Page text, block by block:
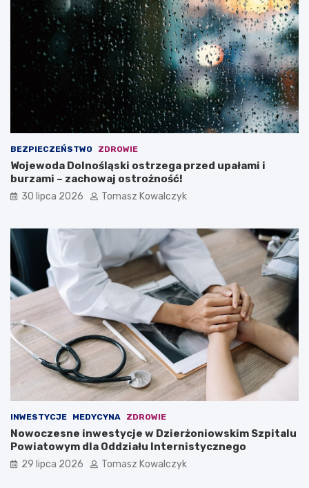
BEZPIECZEŃSTWO ZDROWIE
Wojewoda Dolnośląski ostrzega przed upałami i
burzami – zachowaj ostrożność!
30 lipca 2026 Tomasz Kowalczyk
INWESTYCJE MEDYCYNA ZDROWIE
Nowoczesne inwestycje w Dzierżoniowskim Szpitalu
Powiatowym dla Oddziału Internistycznego
29 lipca 2026 Tomasz Kowalczyk